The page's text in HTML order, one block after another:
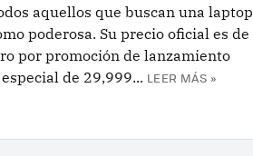
aquellos que buscan una laptop
poderosa. Su precio oficial es de
por promoción de lanzamiento
de 29,999... LEER MÁS »